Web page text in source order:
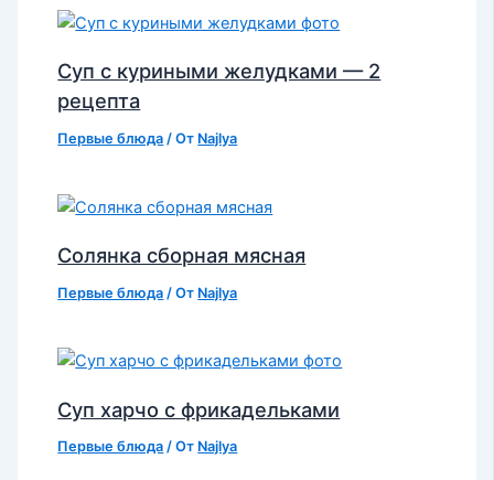
Суп с куриными желудками — 2
рецепта
Первые блюда / От Najlya
Солянка сборная мясная
Первые блюда / От Najlya
Суп харчо с фрикадельками
Первые блюда / От Najlya